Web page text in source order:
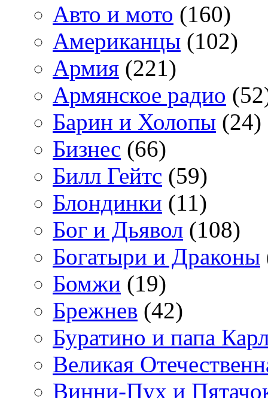
Авто и мото (160)
Американцы (102)
Армия (221)
Армянское радио
Барин и Холопы (24)
Бизнес (66)
Билл Гейтс (59)
Блондинки (11)
Бог и Дьявол (108)
Богатыри и Драконы
Бомжи (19)
Брежнев (42)
Буратино и папа
Великая
Винни-Пух и